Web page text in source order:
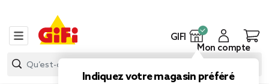
GIFI
Indiquez votre magasin préféré
Mon compte